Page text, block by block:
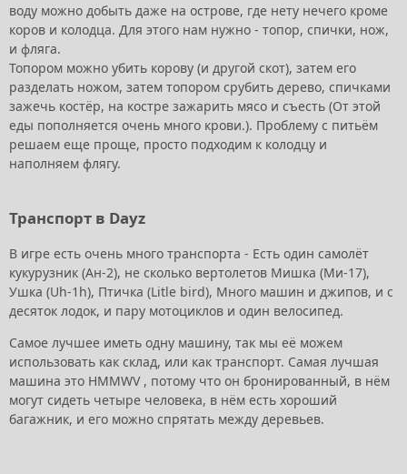
воду можно добыть даже на острове, где нету нечего кроме
коров и колодца. Для этого нам нужно - топор, спички, нож,
и фляга.
Топором можно убить корову (и другой скот), затем его
разделать ножом, затем топором срубить дерево, спичками
зажечь костёр, на костре зажарить мясо и съесть (От этой
еды пополняется очень много крови.). Проблему с питьём
решаем еще проще, просто подходим к колодцу и
наполняем флягу.
Транспорт в Dayz
В игре есть очень много транспорта - Есть один самолёт
кукурузник (Ан-2), не сколько вертолетов Мишка (Ми-17),
Ушка (Uh-1h), Птичка (Litle bird), Много машин и джипов, и с
десяток лодок, и пару мотоциклов и один велосипед.
Самое лучшее иметь одну машину, так мы её можем
использовать как склад, или как транспорт. Самая лучшая
машина это HMMWV , потому что он бронированный, в нём
могут сидеть четыре человека, в нём есть хороший
багажник, и его можно спрятать между деревьев.